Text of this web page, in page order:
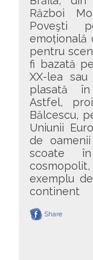
Război
Poveşti
emoțională
pentru
fi bazată
XX-lea
plasată în
Astfel,
Bălcescu,
Uniunii
de
scoate
exemplu
continent
Share